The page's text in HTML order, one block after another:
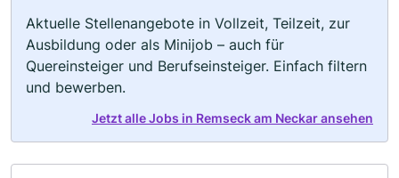
Aktuelle Stellenangebote in Vollzeit, Teilzeit, zur
Ausbildung oder als Minijob – auch für
Quereinsteiger und Berufseinsteiger. Einfach filtern
und bewerben.
Jetzt alle Jobs in Remseck am Neckar ansehen